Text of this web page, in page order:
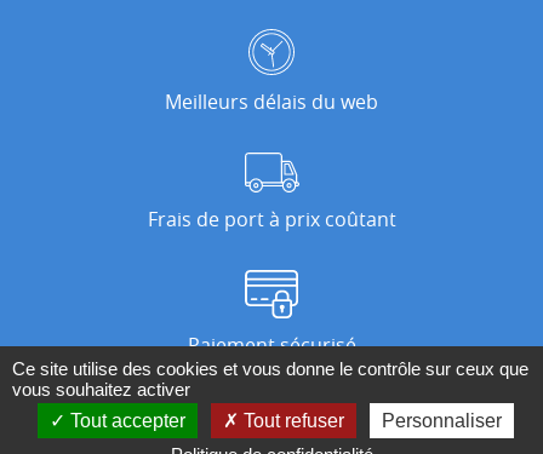
Meilleurs délais du web
Frais de port à prix coûtant
Paiement sécurisé
Nos magasins
Ce site utilise des cookies et vous donne le contrôle sur ceux que
vous souhaitez activer
Tout accepter
Tout refuser
Personnaliser